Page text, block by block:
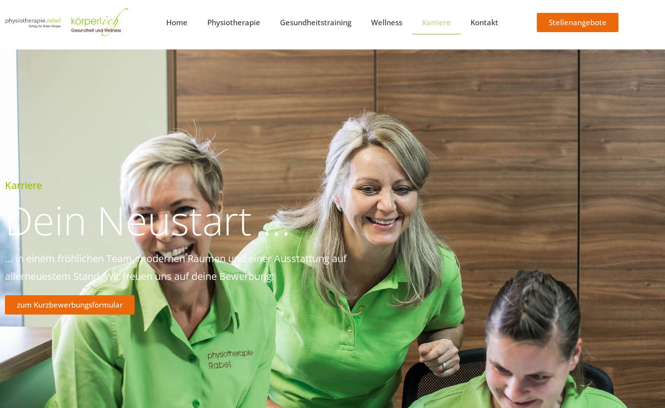
Home Physiotherapie Gesundheitstraining Wellness Karriere Kontakt Stellenangebote
Karriere
Dein Neustart …
… in einem fröhlichen Team, modernen Räumen und einer Ausstattung auf
allerneuestem Stand. Wir freuen uns auf deine Bewerbung!
zum Kurzbewerbungsformular